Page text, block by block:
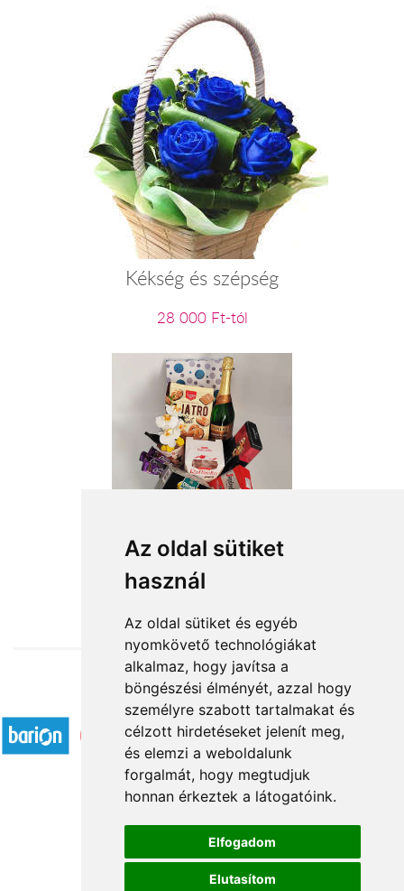
Az oldal sütiket
használ
Az oldal sütiket és egyéb
nyomkövető technológiákat
alkalmaz, hogy javítsa a
böngészési élményét, azzal hogy
személyre szabott tartalmakat és
célzott hirdetéseket jelenít meg,
és elemzi a weboldalunk
forgalmát, hogy megtudjuk
honnan érkeztek a látogatóink.
Elfogadom
Elutasítom
Kékség és szépség
28 000 Ft-tól
Boldog Születésnapot
23 960 Ft-tól
Elfogadott fizetési módok
Á.SZ.F.
Impresszum
Adatkezelési tájékoztató